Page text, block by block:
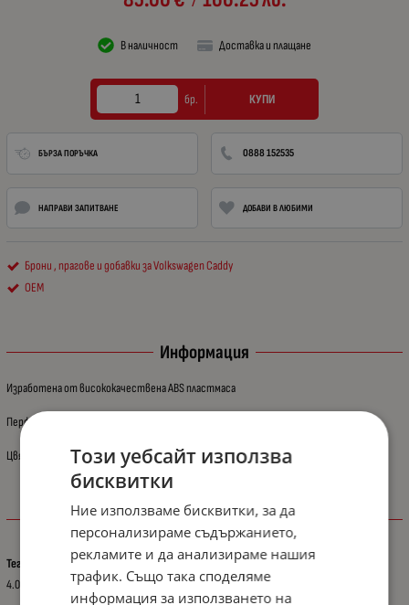
В наличност Доставка и плащане
бр. КУПИ
БЪРЗА ПОРЪЧКА 0888 152535
НАПРАВИ ЗАПИТВАНЕ ДОБАВИ В ЛЮБИМИ
Брони , прагове и добавки за Volkswagen Caddy
OEM
Информация
Изработена от висококачествена ABS пластмаса
Перфектно пасване.
Цвят: черен
Характеристики
Тегло (кг.)
4.00
Този уебсайт използва
бисквитки
Ние използваме бисквитки, за да
персонализираме съдържанието,
рекламите и да анализираме нашия
трафик. Също така споделяме
информация за използването на